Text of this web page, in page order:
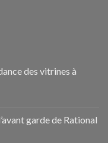
des vitrines à
garde de Rational